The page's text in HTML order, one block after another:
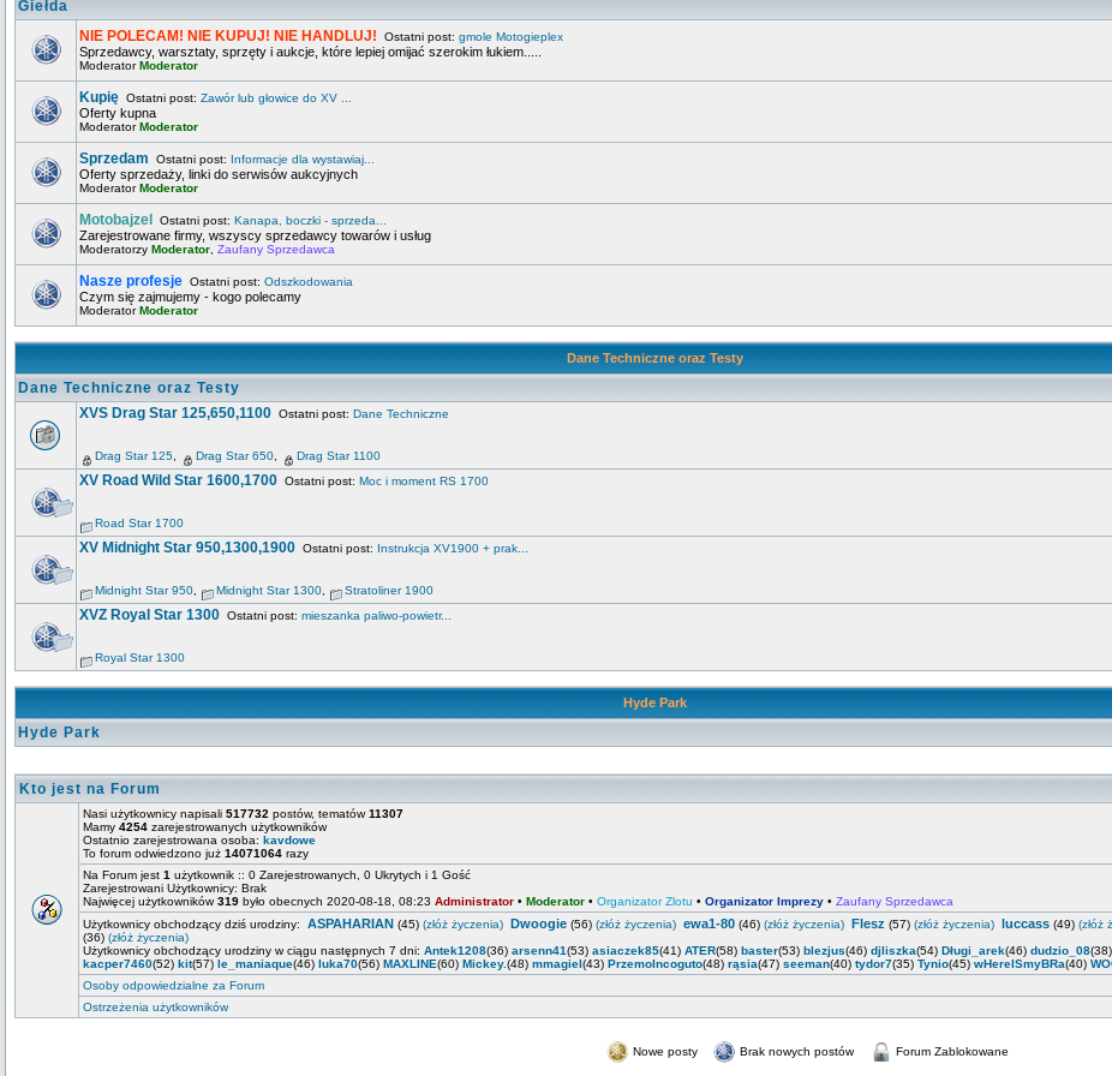
Giełda
NIE POLECAM! NIE KUPUJ! NIE HANDLUJ! Ostatni post: gmole Motogieplex
Sprzedawcy, warsztaty, sprzęty i aukcje, które lepiej omijać szerokim łukiem.....
ModeratorModerator
Kupię Ostatni post: Zawór lub głowice do XV ...
Oferty kupna
ModeratorModerator
Sprzedam Ostatni post: Informacje dla wystawiaj...
Oferty sprzedaży, linki do serwisów aukcyjnych
ModeratorModerator
Motobajzel Ostatni post: Kanapa, boczki - sprzeda...
Zarejestrowane firmy, wszyscy sprzedawcy towarów i usług
Moderatorzy Moderator Zaufany Sprzedawca
Nasze profesje Ostatni post: Odszkodowania
Czym się zajmujemy - kogo polecamy
ModeratorModerator
Dane Techniczne oraz Testy
Dane Techniczne oraz Testy
XVS Drag Star 125,650,1100 Ostatni post: Dane Techniczne
Drag Star 125 Drag Star 650 Drag Star 1100
XV Road Wild Star 1600,1700 Ostatni post: Moc i moment RS 1700
Road Star 1700
XV Midnight Star 950,1300,1900 Ostatni post: Instrukcja XV1900 + prak...
Midnight Star 950 Midnight Star 1300 Stratoliner 1900
XVZ Royal Star 1300 Ostatni post: mieszanka paliwo-powietr...
Royal Star 1300
Hyde Park
Hyde Park
Kto jest na Forum
Nasi użytkownicy napisali 517732 postów, tematów11307
Mamy 4254 zarejestrowanych użytkowników
Ostatnio zarejestrowana osoba: kavdowe
To forum odwiedzono już 14071064 razy
Na Forum jest 1 użytkownik :: 0 Zarejestrowanych, 0 Ukrytych i 1 Gość
Zarejestrowani Użytkownicy: Brak
Najwięcej użytkowników319 było obecnych 2020-08-18, 08:23 Administrator • Moderator • Organizator Zlotu • Organizator Imprezy • Zaufany Sprzedawca
Użytkownicy obchodzący dziś urodziny: ASPAHARIAN (45) (złóż życzenia) Dwoogie (56) (złóż życzenia) ewa1-80 (46) (złóż życzenia) Flesz (57) (złóż życzenia) luccass (49) (złóż
(36) (złóż życzenia)
Użytkownicy obchodzący urodziny w ciągu następnych 7 dni: Antek1208(36) arsenn41(53) asiaczek85(41) ATER(58) baster(53) blezjus(46) djliszka(54) Długi_arek(46) dudzio_08(38)
kacper7460(52) kit(57) le_maniaque(46) luka70(56) MAXLINE(60) Mickey.(48) mmagiel(43) PrzemoIncoguto(48) rąsia(47) seeman(40) tydor7(35) Tynio(45) wHereISmyBRa(40)
Osoby odpowiedzialne za Forum
Ostrzeżenia użytkowników
Nowe posty Brak nowych postów Forum Zablokowane